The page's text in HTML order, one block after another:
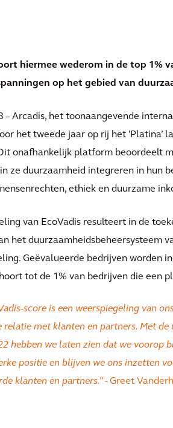
hiermee wederom in de top 1%
op het gebied van
– Arcadis, het toonaangevende
het tweede jaar op rij het 'Platina’
onafhankelijk platform beoordeelt
ze duurzaamheid integreren in hun
ethiek en duurzame
van EcoVadis resulteert in de
het duurzaamheidsbeheersysteem
Geëvalueerde bedrijven worden
tot de 1% van bedrijven die een
score is een weerspiegeling van
relatie met klanten en partners. Met
hebben we laten zien dat we voorop
positie en blijven we ons inzetten
klanten en partners.”- Greet